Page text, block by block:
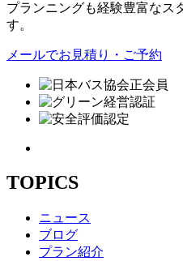
プランニングも経験豊富なス
す。
メールでお見積り・ご予約
TOPICS
ニュース
ブログ
プラン紹介